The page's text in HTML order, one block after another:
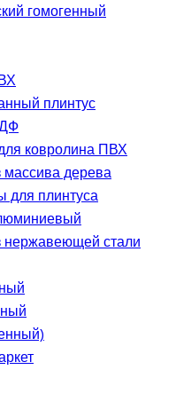
гомогенный
плинтус
ковролина ПВХ
массива дерева
для плинтуса
нержавеющей стали